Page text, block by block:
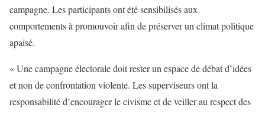
campagne. Les participants ont été sensibilisés aux
comportements à promouvoir afin de préserver un climat politique
apaisé.
« Une campagne électorale doit rester un espace de débat d’idées
et non de confrontation violente. Les superviseurs ont la
responsabilité d’encourager le civisme et de veiller au respect des